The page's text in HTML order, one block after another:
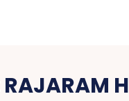
RAJARAM